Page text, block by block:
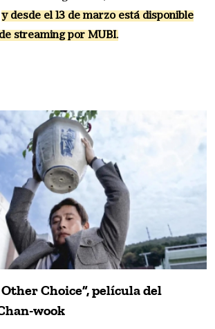
y desde el 13 de marzo está disponible
streaming por MUBI.
Choice”, película del
wook